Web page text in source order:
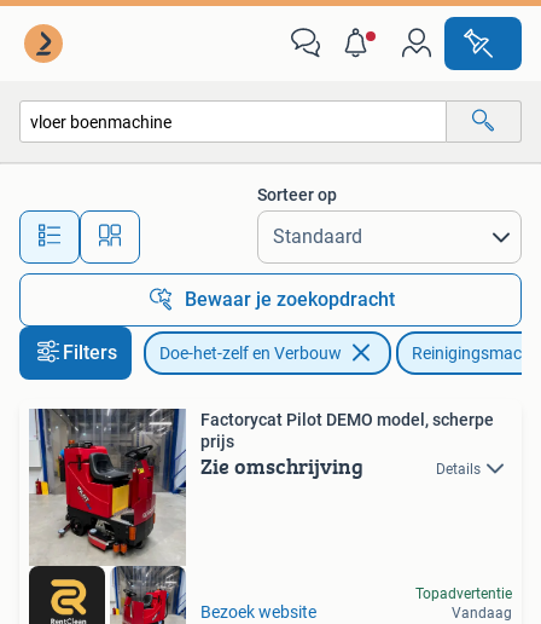
Alle afstanden…
Sorteer op
Bewaar je zoekopdracht
Filters Doe-het-zelf en Verbouw
Factorycat Pilot DEMO model, scherpe
prijs
Zie omschrijving Details
Bezoek website
Topadvertentie
Vandaag